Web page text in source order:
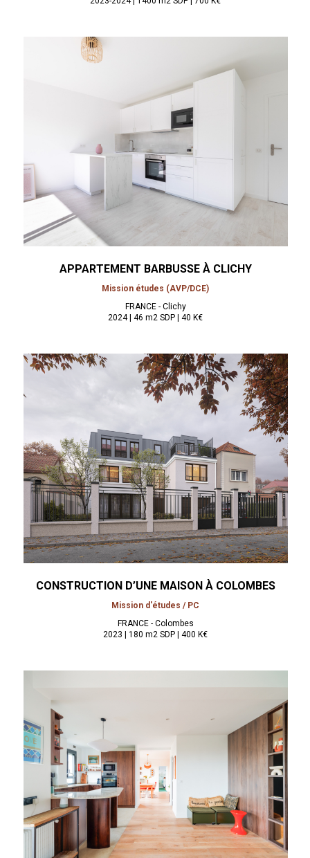
APPARTEMENT BARBUSSE À CLICHY
Mission études (AVP/DCE)
FRANCE - Clichy
2024 | 46 m2 SDP | 40 K€
CONSTRUCTION D’UNE MAISON À COLOMBES
Mission d'études / PC
FRANCE - Colombes
2023 | 180 m2 SDP | 400 K€